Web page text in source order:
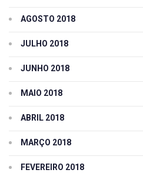
AGOSTO 2018
JULHO 2018
JUNHO 2018
MAIO 2018
ABRIL 2018
MARÇO 2018
FEVEREIRO 2018